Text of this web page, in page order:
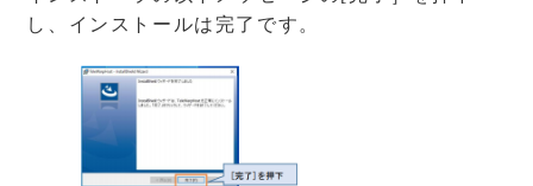
し、インストールは完了です。